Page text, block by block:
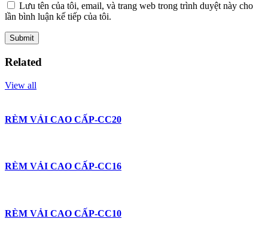
Lưu tên của tôi, email, và trang web trong trình duyệt này cho
lần bình luận kế tiếp của tôi.
Related
View all
RÈM VẢI CAO CẤP-CC20
RÈM VẢI CAO CẤP-CC16
RÈM VẢI CAO CẤP-CC10